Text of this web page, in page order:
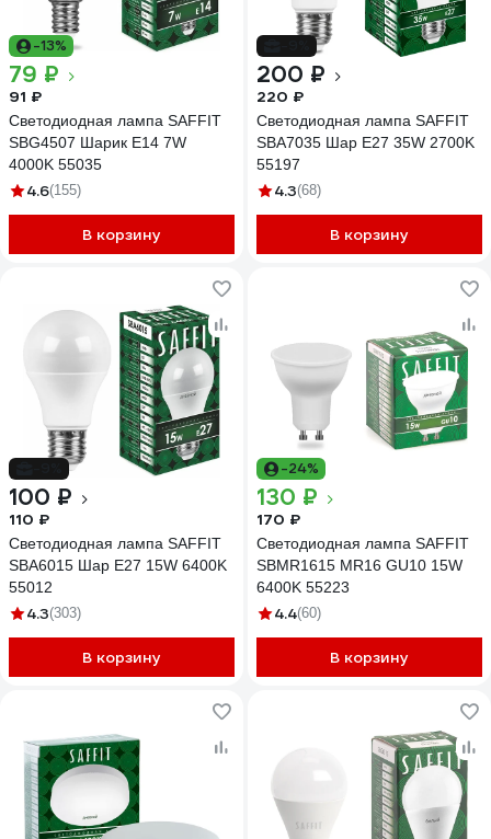
-13%
79 ₽
91 ₽
Светодиодная лампа SAFFIT
SBG4507 Шарик E14 7W
4000K 55035
4.6(155)
В корзину
200 ₽
220 ₽
Светодиодная лампа SAFFIT
SBA7035 Шар E27 35W 2700K
55197
4.3(68)
В корзину
100 ₽
110 ₽
Светодиодная лампа SAFFIT
SBA6015 Шар E27 15W 6400K
55012
4.3(303)
В корзину
-24%
130 ₽
170 ₽
Светодиодная лампа SAFFIT
SBMR1615 MR16 GU10 15W
6400K 55223
4.4(60)
В корзину